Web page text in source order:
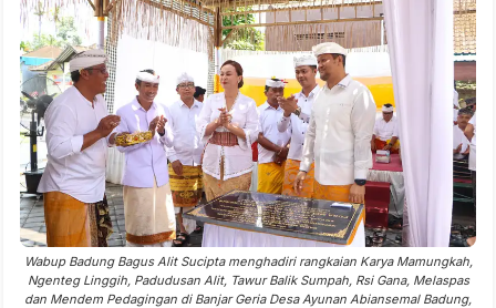
Wabup Badung Bagus Alit Sucipta menghadiri rangkaian Karya Mamungkah,
Ngenteg Linggih, Padudusan Alit, Tawur Balik Sumpah, Rsi Gana, Melaspas
dan Mendem Pedagingan di Banjar Geria Desa Ayunan Abiansemal Badung,